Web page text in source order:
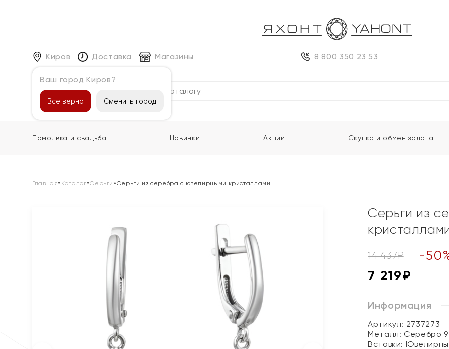
Киров
Ваш город Киров?
Все верно Сменить город
Доставка Магазины 8 800 350 23 53
Каталог
Помолвка и свадьба Новинки Акции Скупка и обмен золота
Главная» Каталог»Серьги »Серьги из серебра с ювелирными кристаллами
Серьги из
14 437₽ -50
7 219₽
Информация
Артикул: 2737273
Металл: Серебро
Вставки: